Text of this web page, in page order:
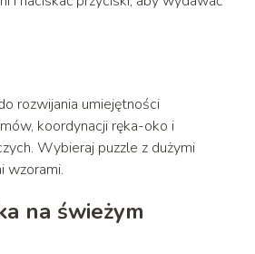
rozwijania umiejętności
koordynacji ręka-oko i
Wybieraj puzzle z dużymi
wzorami.
na świeżym